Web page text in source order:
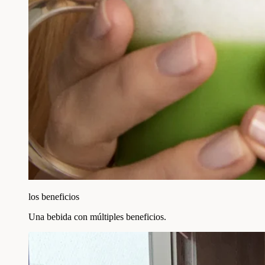
los beneficios
Una bebida con múltiples beneficios.